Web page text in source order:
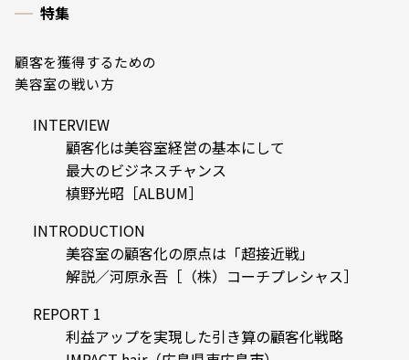
特集
顧客を獲得するための
美容室の戦い方
INTERVIEW
顧客化は美容室経営の基本にして
最大のビジネスチャンス
槙野光昭［ALBUM］
INTRODUCTION
美容室の顧客化の原点は「超接近戦」
解説／河原永吾［（株）コーチプレシャス］
REPORT 1
利益アップを実現した引き算の顧客化戦略